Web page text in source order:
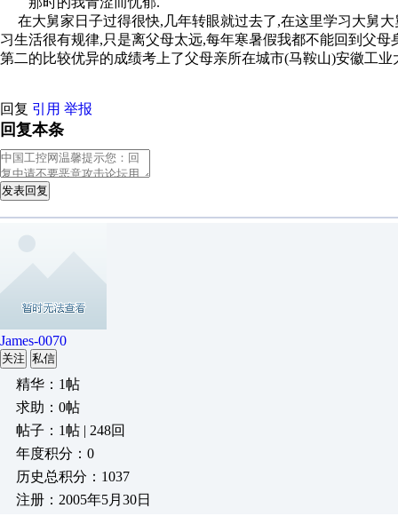
在大舅家日子过得很快,几年转眼就过去了,在这里学习大舅
习生活很有规律,只是离父母太远,每年寒暑假我都不能回到父
第二的比较优异的成绩考上了父母亲所在城市(马鞍山)安徽工业
回复 引用 举报
回复本条
发表回复
James-0070
关注 私信
精华：1帖
求助：0帖
帖子：1帖 | 248回
年度积分：0
历史总积分：1037
注册：2005年5月30日